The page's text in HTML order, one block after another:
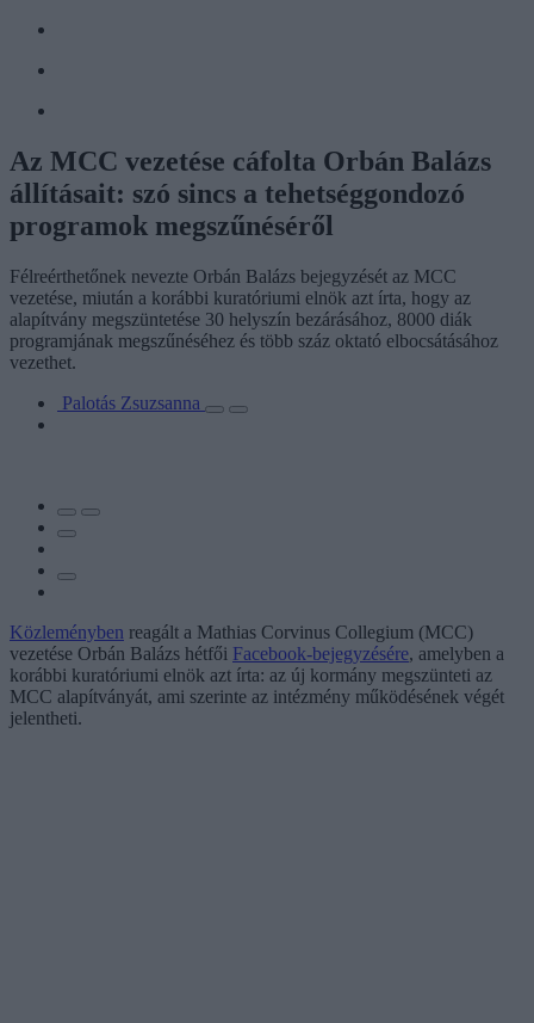
Az MCC vezetése cáfolta Orbán Balázs
állításait: szó sincs a tehetséggondozó
programok megszűnéséről
Félreérthetőnek nevezte Orbán Balázs bejegyzését az MCC
vezetése, miután a korábbi kuratóriumi elnök azt írta, hogy az
alapítvány megszüntetése 30 helyszín bezárásához, 8000 diák
programjának megszűnéséhez és több száz oktató elbocsátásához
vezethet.
Palotás Zsuzsanna
Közleményben reagált a Mathias Corvinus Collegium (MCC)
vezetése Orbán Balázs hétfői Facebook-bejegyzésére, amelyben a
korábbi kuratóriumi elnök azt írta: az új kormány megszünteti az
MCC alapítványát, ami szerinte az intézmény működésének végét
jelentheti.